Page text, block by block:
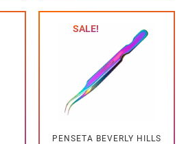
SALE!
PENSETA BEVERLY HILLS